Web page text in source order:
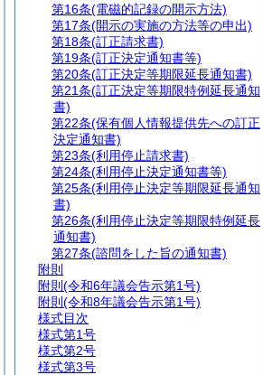
第16条(電磁的記録の開示方法)
第17条(開示の実施の方法等の申出)
第18条(訂正請求書)
第19条(訂正決定通知書等)
第20条(訂正決定等期限延長通知書)
第21条(訂正決定等期限特例延長通知
書)
第22条(保有個人情報提供先への訂正
決定通知書)
第23条(利用停止請求書)
第24条(利用停止決定通知書等)
第25条(利用停止決定等期限延長通知
書)
第26条(利用停止決定等期限特例延長
通知書)
第27条(諮問をした旨の通知書)
附則
附則 (令和6年議会告示第1号)
附則 (令和8年議会告示第1号)
様式目次
様式第1号
様式第2号
様式第3号